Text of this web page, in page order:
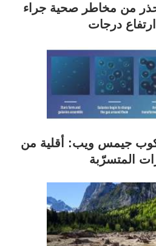
من مخاطر صحية جراء
ارتفاع درجات
جيمس ويب: أقلية من
المتسرّبة